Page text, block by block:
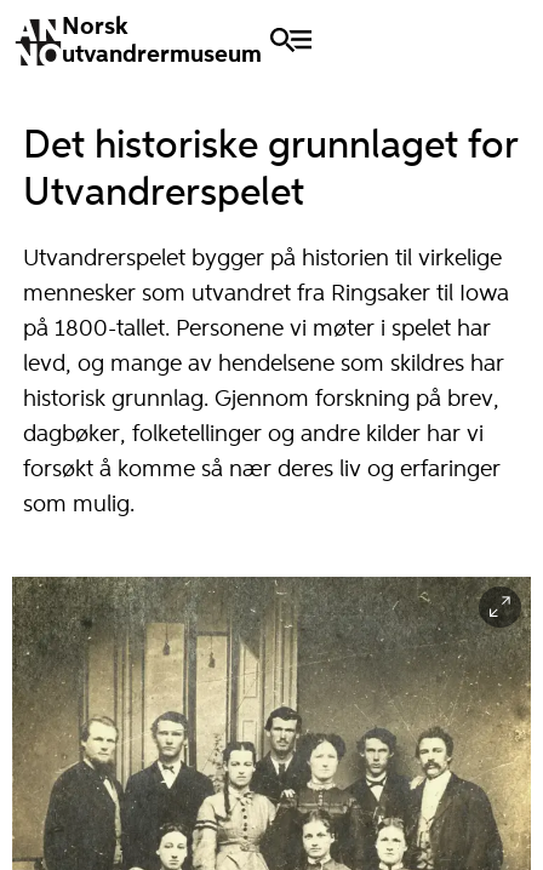
Norsk
utvandrermuseum
Det historiske grunnlaget for
Utvandrerspelet
Utvandrerspelet bygger på historien til virkelige
mennesker som utvandret fra Ringsaker til Iowa
på 1800-tallet. Personene vi møter i spelet har
levd, og mange av hendelsene som skildres har
historisk grunnlag. Gjennom forskning på brev,
dagbøker, folketellinger og andre kilder har vi
forsøkt å komme så nær deres liv og erfaringer
som mulig.